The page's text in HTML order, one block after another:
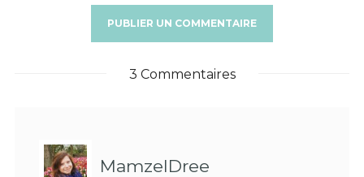
3 Commentaires
MamzelDree